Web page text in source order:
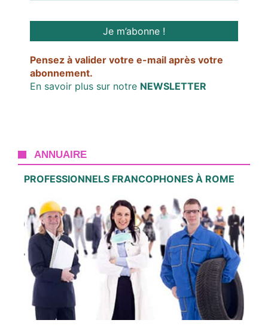
Pensez à valider votre e-mail après votre
abonnement.
En savoir plus sur notre NEWSLETTER
ANNUAIRE
PROFESSIONNELS FRANCOPHONES À ROME